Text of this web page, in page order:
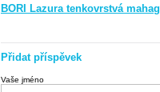
BORI Lazura tenkovrstvá
Přidat příspěvek
Vaše jméno